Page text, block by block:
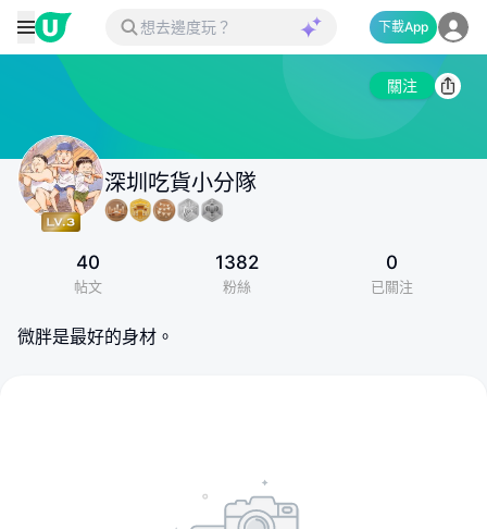
下載App
關注
深圳吃貨小分隊
40
帖文
1382
粉絲
0
已關注
微胖是最好的身材。